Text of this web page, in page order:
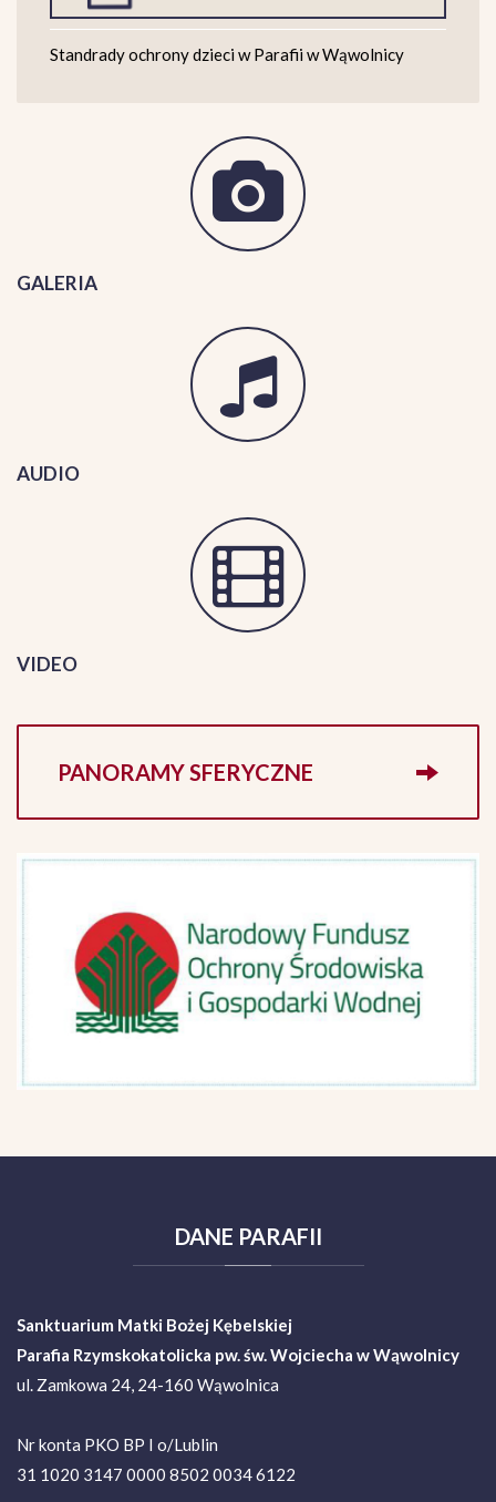
Standrady ochrony dzieci w Parafii w Wąwolnicy
GALERIA
AUDIO
VIDEO
PANORAMY SFERYCZNE
DANE PARAFII
Sanktuarium Matki Bożej Kębelskiej
Parafia Rzymskokatolicka pw. św. Wojciecha w Wąwolnicy
ul. Zamkowa 24, 24-160 Wąwolnica
Nr konta PKO BP I o/Lublin
31 1020 3147 0000 8502 0034 6122